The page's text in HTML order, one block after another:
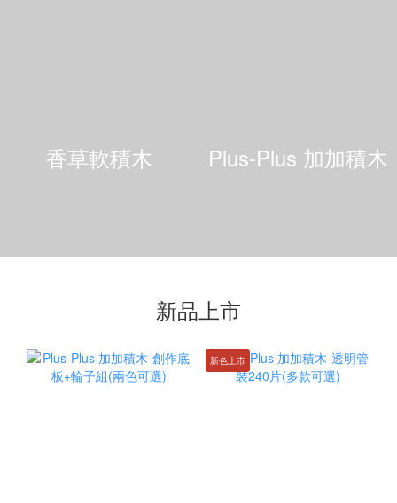
香草軟積木 Plus-Plus 加加積木
新品上市
新色上市